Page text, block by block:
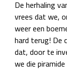
De herhaling
vrees dat we,
weer een
hard terug! De
dat, door te
we die